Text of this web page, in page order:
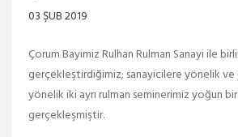
03 ŞUB 2019
Çorum Bayimiz Rulhan Rulman Sanayi ile
gerçekleştirdiğimiz; sanayicilere yönelik
yönelik iki ayrı rulman seminerimiz yoğun bir
gerçekleşmiştir.